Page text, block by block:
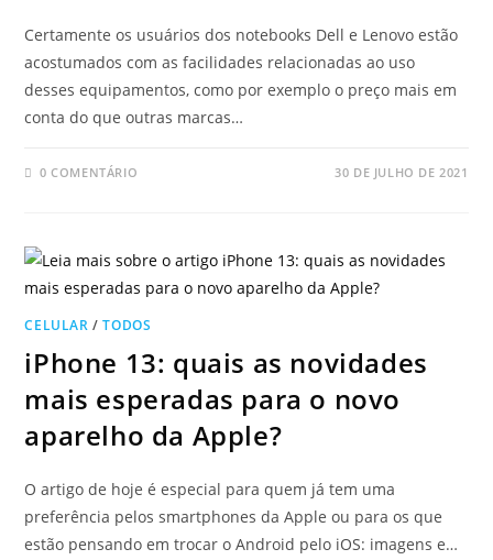
Certamente os usuários dos notebooks Dell e Lenovo estão
acostumados com as facilidades relacionadas ao uso
desses equipamentos, como por exemplo o preço mais em
conta do que outras marcas…
0 COMENTÁRIO 30 DE JULHO DE 2021
CELULAR /TODOS
iPhone 13: quais as novidades
mais esperadas para o novo
aparelho da Apple?
O artigo de hoje é especial para quem já tem uma
preferência pelos smartphones da Apple ou para os que
estão pensando em trocar o Android pelo iOS: imagens e…